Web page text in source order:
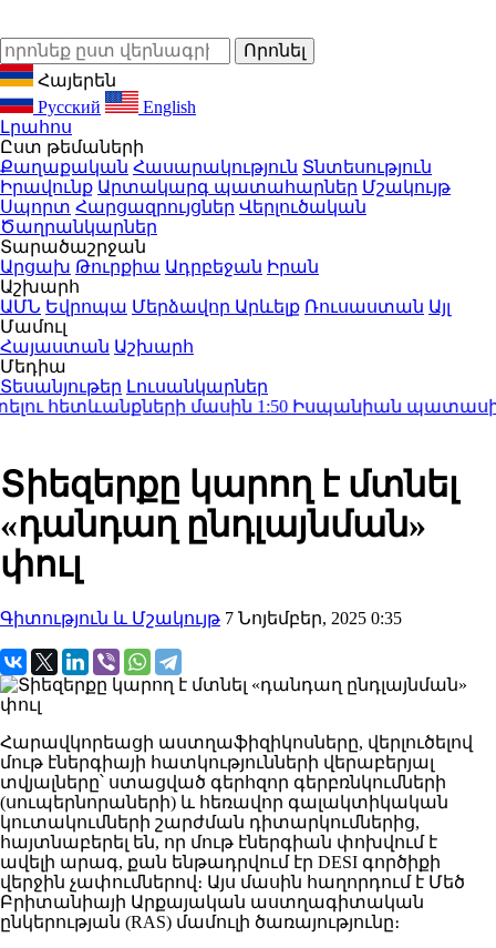
Հայերեն
Русский
English
Լրահոս
Ըստ թեմաների
Քաղաքական Հասարակություն Տնտեսություն
Իրավունք Արտակարգ պատահարներ Մշակույթ
Սպորտ Հարցազրույցներ Վերլուծական
Ծաղրանկարներ
Տարածաշրջան
Արցախ Թուրքիա Ադրբեջան Իրան
Աշխարհ
ԱՄՆ Եվրոպա Մերձավոր Արևելք Ռուսաստան Այլ
Մամուլ
Հայաստան Աշխարհ
Մեդիա
Տեսանյութեր Լուսանկարներ
հետևանքների մասին1:50Իսպանիան պատասխան
Տիեզերքը կարող է մտնել
«դանդաղ ընդլայնման»
փուլ
Գիտություն և Մշակույթ 7 Նոյեմբեր, 2025 0:35
Հարավկորեացի աստղաֆիզիկոսները, վերլուծելով
մութ էներգիայի հատկությունների վերաբերյալ
տվյալները՝ ստացված գերհզոր գերբռնկումների
(սուպերնորաների) և հեռավոր գալակտիկական
կուտակումների շարժման դիտարկումներից,
հայտնաբերել են, որ մութ էներգիան փոխվում է
ավելի արագ, քան ենթադրվում էր DESI գործիքի
վերջին չափումներով։ Այս մասին հաղորդում է Մեծ
Բրիտանիայի Արքայական աստղագիտական
ընկերության (RAS) մամուլի ծառայությունը։